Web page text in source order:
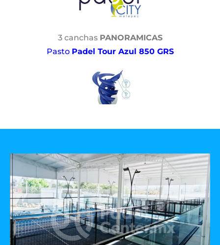
3 canchas PANORAMICAS
Pasto Padel Tour Azul 850 GRS